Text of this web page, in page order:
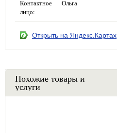
Контактное
лицо:
Ольга
Открыть на Яндекс.Картах
Похожие товары и
услуги